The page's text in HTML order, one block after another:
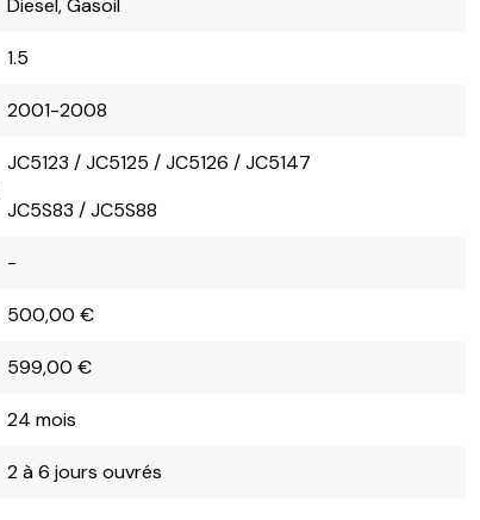
Diesel, Gasoil
1.5
2001-2008
JC5123 / JC5125 / JC5126 / JC5147
JC5S83 / JC5S88
-
500,00€
599,00€
24 mois
2 à 6 jours ouvrés